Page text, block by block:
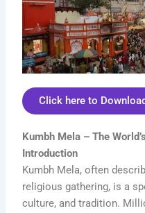
Click here to
Kumbh Mela – The
Introduction
Kumbh Mela, often
religious gathering, is a
culture, and tradition.